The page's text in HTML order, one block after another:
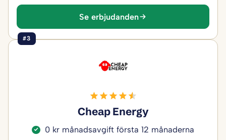
Se erbjudanden
#3
Cheap Energy
0 kr månadsavgift första 12 månaderna